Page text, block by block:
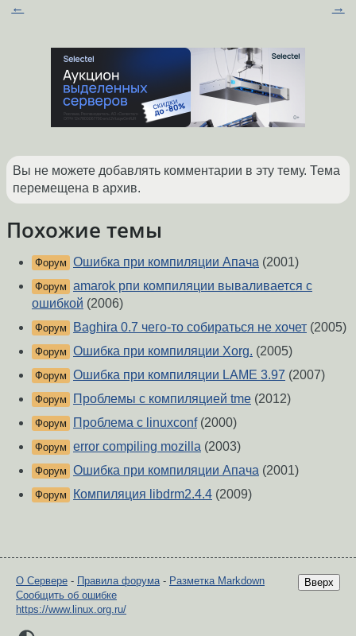
← →
Вы не можете добавлять комментарии в эту тему. Тема
перемещена в архив.
Похожие темы
Форум Ошибка при компиляции Апача (2001)
Форум amarok рпи компиляции вываливается с
ошибкой (2006)
Форум Baghira 0.7 чего-то собираться не хочет (2005)
Форум Ошибка при компиляции Xorg. (2005)
Форум Ошибка при компиляции LAME 3.97 (2007)
Форум Проблемы с компиляцией tme (2012)
Форум Проблема с linuxconf(2000)
Форум error compiling mozilla (2003)
Форум Ошибка при компиляции Апача (2001)
Форум Компиляция libdrm2.4.4 (2009)
Вверх
О Сервере - Правила форума- Разметка Markdown
Сообщить об ошибке
https://www.linux.org.ru/